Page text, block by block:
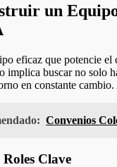
un
eficaz que potencie
implica buscar no solo
en constante
Convenios
Clave